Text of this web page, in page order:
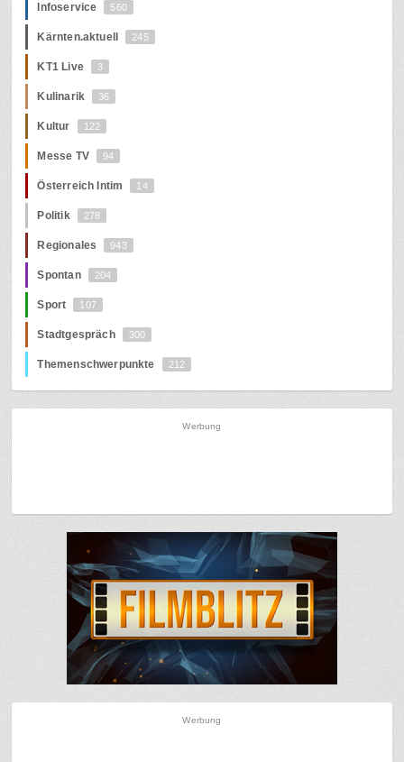
Infoservice 560
Kärnten.aktuell 245
KT1 Live 3
Kulinarik 36
Kultur 122
Messe TV 94
Österreich Intim 14
Politik 278
Regionales 943
Spontan 204
Sport 107
Stadtgespräch 300
Themenschwerpunkte 212
Werbung
Werbung